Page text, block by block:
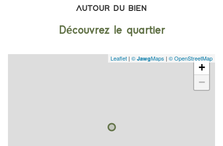
AUTOUR DU BIEN
Découvrez le quartier
+
−
Leaflet | © JawgMaps | © OpenStreetMap